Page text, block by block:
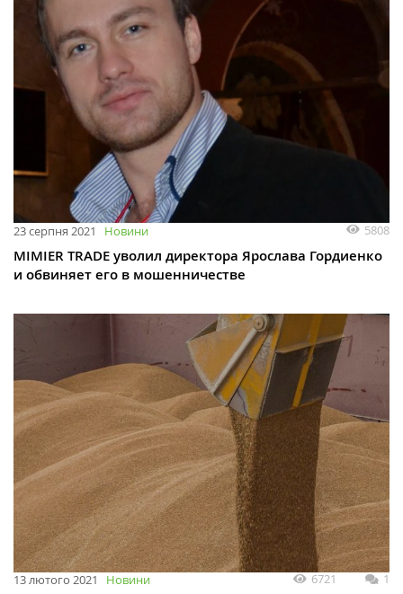
23 серпня 2021 Новини 5808
MIMIER TRADE уволил директора Ярослава Гордиенко
и обвиняет его в мошенничестве
13 лютого 2021 Новини 6721 1